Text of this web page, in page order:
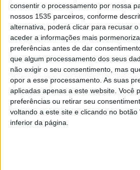
consentir o processamento por nossa
nossos 1535 parceiros, conforme
alternativa, poderá clicar para recusar
aceder a informações mais
preferências antes de dar
que algum processamento dos seus
não exigir o seu consentimento, mas
opor a esse processamento. As suas
aplicadas apenas a este website. Você
preferências ou retirar seu
voltando a este site e clicando no
inferior da página.
O trabalho centra-se na análise e
conceitos inerentes aos processos
de Informação -, auxiliando quem
passos nesta área, e resulta do
orientado pelos docentes Vasco
Ao longo do documento são
compõem a Gestão de serviços de
informação e a Biblioteca de
da informação, sob a forma de um